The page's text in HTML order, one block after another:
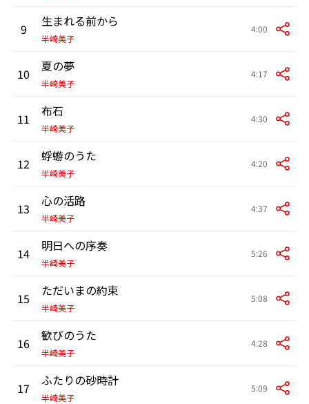
9 生まれる前から
半崎美子
4:00
10 夏の夢
半崎美子
4:17
11 布石
半崎美子
4:30
12 蜉蝣のうた
半崎美子
4:20
13 心の活路
半崎美子
4:37
14 明日への序奏
半崎美子
5:26
15 ただいまの約束
半崎美子
5:08
16 歓びのうた
半崎美子
4:28
17 ふたりの砂時計
半崎美子
5:09